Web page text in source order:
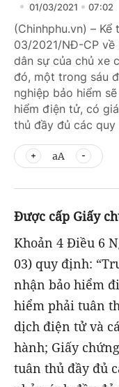
01/03/2021 07:02
(Chinhphu.vn) –
03/2021/NĐ-CP về
dân sự của chủ xe
đó, một trong sáu
nghiệp bảo hiểm
hiểm điện tử, có
thủ đầy đủ các quy
aA
Được cấp Giấy
Khoản 4 Điều 6
03) quy định:
nhận bảo hiểm
hiểm phải tuân
dịch điện tử và
hành; Giấy
tuân thủ đầy đủ